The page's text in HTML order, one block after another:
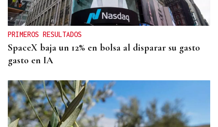
PRIMEROS RESULTADOS
SpaceX baja un 12% en bolsa al disparar su gasto
gasto en IA